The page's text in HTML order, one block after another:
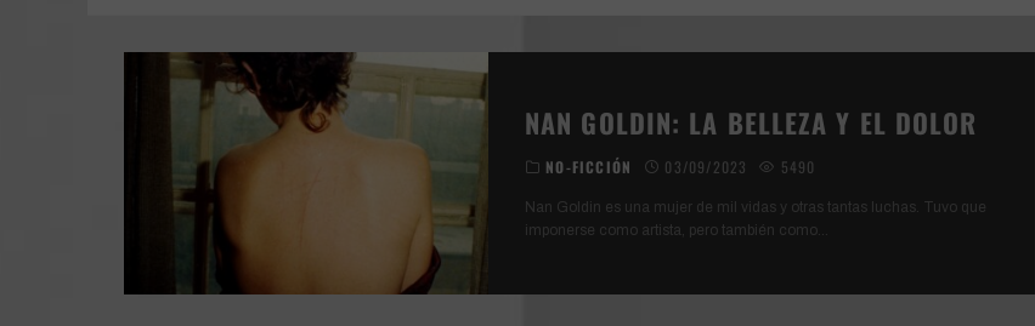
NAN GOLDIN: LA BELLEZA Y EL DOLOR
NO-FICCIÓN 03/09/2023 5490
Nan Goldin es una mujer de mil vidas y otras tantas luchas. Tuvo que
imponerse como artista, pero también como